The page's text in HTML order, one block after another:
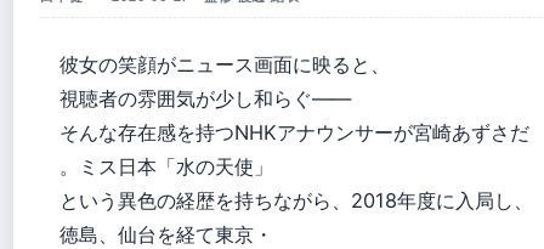
彼女の笑顔がニュース画面に映ると、
視聴者の雰囲気が少し和らぐ——
そんな存在感を持つNHKアナウンサーが宮崎あずさだ
。ミス日本「水の天使」
という異色の経歴を持ちながら、2018年度に入局し、
徳島、仙台を経て東京・